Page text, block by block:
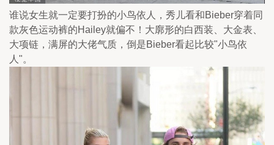
谁说女生就一定要打扮的小鸟依人，秀儿看和Bieber穿着同
款灰色运动裤的Hailey就偏不！大廓形的白西装、大金表、
大项链，满屏的大佬气质，倒是Bieber看起比较"小鸟依
人"。